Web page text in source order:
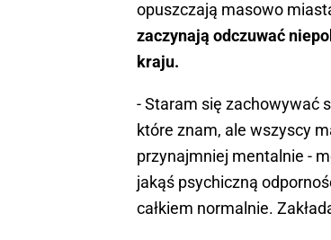
opuszczają masowo
zaczynają odczuwać
kraju.
- Staram się zachowywać
które znam, ale wszyscy
przynajmniej mentalnie -
jakąś psychiczną
całkiem normalnie.